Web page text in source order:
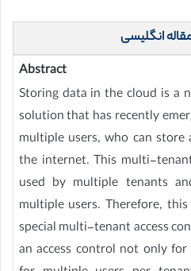
انگلیسی
Abstract
Storing data in the cloud is a
solution that has recently
multiple users, who can store
the internet. This multi-
used by multiple tenants
multiple users. Therefore,
special multi-tenant access
an access control not only